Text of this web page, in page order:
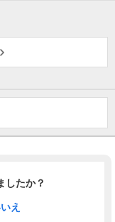
したか？
え